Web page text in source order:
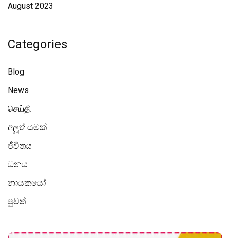
August 2023
Categories
Blog
News
செய்தி
අලූත් යමක්
ජීවිතය
ධනය
නායකයෝ
පුවත්